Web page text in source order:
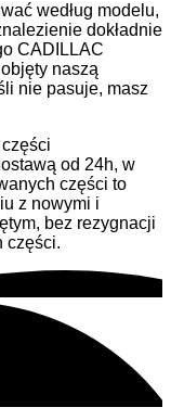
według modelu,
dokładnie
CADILLAC
naszą
nie pasuje, masz
od 24h, w
części to
z nowymi i
bez rezygnacji
części.